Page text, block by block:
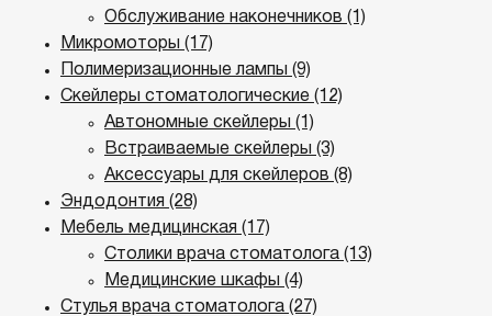
Обслуживание наконечников (1)
Микромоторы (17)
Полимеризационные лампы (9)
Скейлеры стоматологические (12)
Автономные скейлеры (1)
Встраиваемые скейлеры (3)
Аксессуары для скейлеров (8)
Эндодонтия (28)
Мебель медицинская (17)
Столики врача стоматолога (13)
Медицинские шкафы (4)
Стулья врача стоматолога (27)